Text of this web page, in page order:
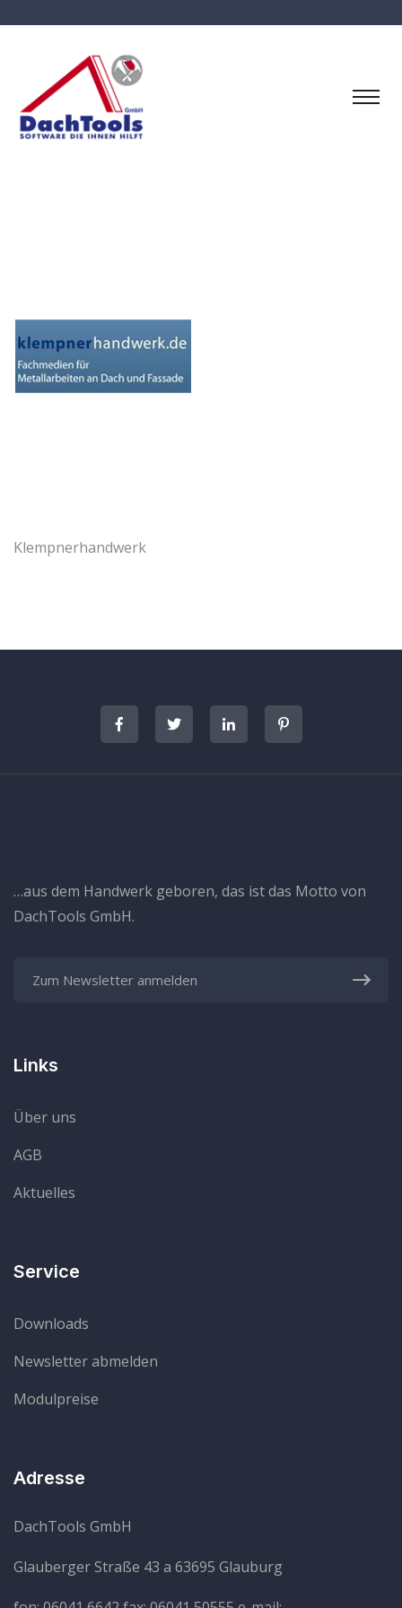
Klempnerhandwerk
…aus dem Handwerk geboren, das ist das Motto von
DachTools GmbH.
Links
Über uns
AGB
Aktuelles
Service
Downloads
Newsletter abmelden
Modulpreise
Adresse
DachTools GmbH
Glauberger Straße 43 a 63695 Glauburg